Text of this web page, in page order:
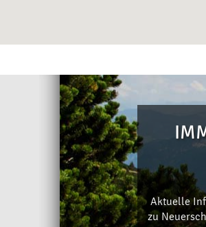
Aktuelle
zu